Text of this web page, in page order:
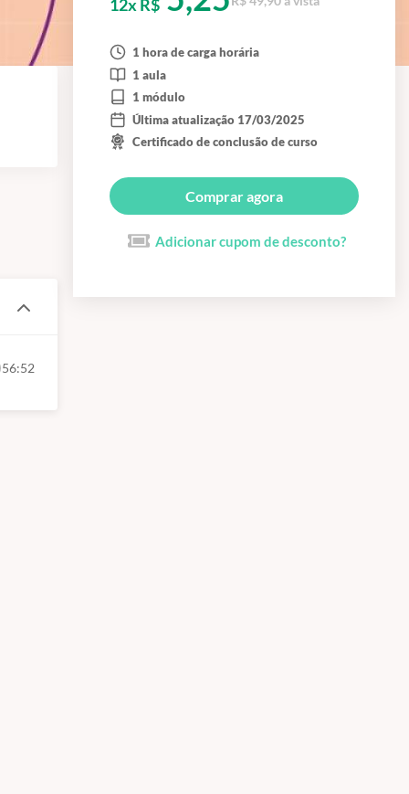
56:52
12x R$
1 hora de carga horária
1 aula
1 módulo
Última atualização 17/03/2025
Certificado de conclusão de curso
Comprar agora
Adicionar cupom de desconto?